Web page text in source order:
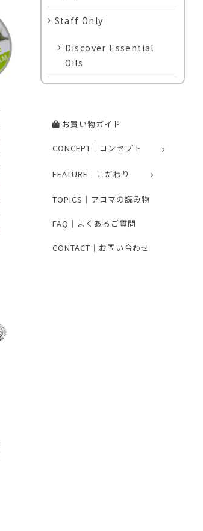
Staff Only
Discover Essential
Oils
お買い物ガイド
CONCEPT｜コンセプト
FEATURE｜こだわり
TOPICS｜アロマの読み物
FAQ｜よくあるご質問
CONTACT｜お問い合わせ